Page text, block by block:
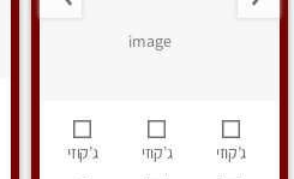
ג’קוזי ג’קוזי ג’קוזי